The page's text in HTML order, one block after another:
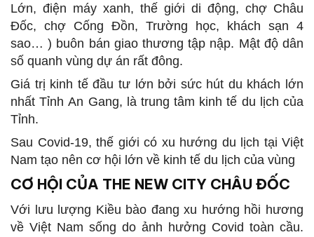
Lớn, điện máy xanh, thế giới di động, chợ Châu
Đốc, chợ Cống Đồn, Trường học, khách sạn 4
sao… ) buôn bán giao thương tập nập. Mật độ dân
số quanh vùng dự án rất đông.
Giá trị kinh tế đầu tư lớn bởi sức hút du khách lớn
nhất Tỉnh An Gang, là trung tâm kinh tế du lịch của
Tỉnh.
Sau Covid-19, thế giới có xu hướng du lịch tại Việt
Nam tạo nên cơ hội lớn về kinh tế du lịch của vùng
CƠ HỘI CỦA THE NEW CITY CHÂU ĐỐC
Với lưu lượng Kiều bào đang xu hướng hồi hương
về Việt Nam sống do ảnh hưởng Covid toàn cầu.